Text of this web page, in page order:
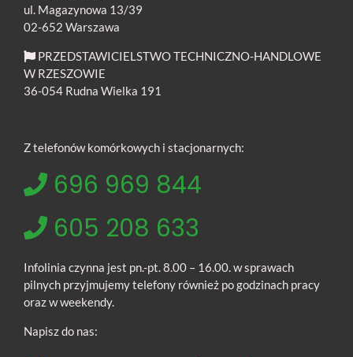
ul. Magazynowa 13/39
02-652 Warszawa
PRZEDSTAWICIELSTWO TECHNICZNO-HANDLOWE
W RZESZOWIE
36-054 Rudna Wielka 191
Z telefonów komórkowych i stacjonarnych:
696 969 844
605 208 633
Infolinia czynna jest pn.-pt. 8.00 – 16.00. w sprawach
pilnych przyjmujemy telefony również po godzinach pracy
oraz w weekendy.
Napisz do nas: